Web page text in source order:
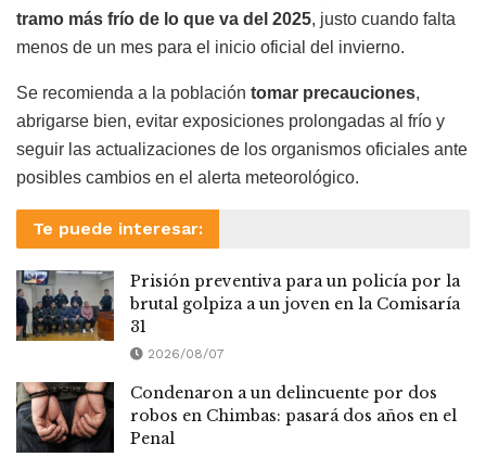
tramo más frío de lo que va del 2025, justo cuando falta
menos de un mes para el inicio oficial del invierno.
Se recomienda a la población tomar precauciones,
abrigarse bien, evitar exposiciones prolongadas al frío y
seguir las actualizaciones de los organismos oficiales ante
posibles cambios en el alerta meteorológico.
Te puede interesar:
Prisión preventiva para un policía por la
brutal golpiza a un joven en la Comisaría
31
2026/08/07
Condenaron a un delincuente por dos
robos en Chimbas: pasará dos años en el
Penal